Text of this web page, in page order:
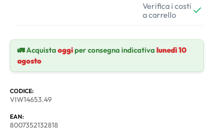
Verifica i costi
a carrello
🚛 Acquista oggiper consegna indicativa lunedì 10
agosto
CODICE:
VIW14653.49
EAN:
8007352132818